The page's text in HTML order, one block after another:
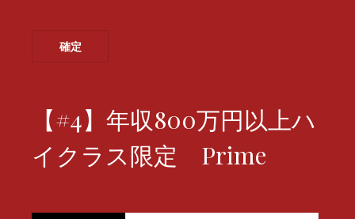
【#4】年収800万円以上ハ
イクラス限定 Prime